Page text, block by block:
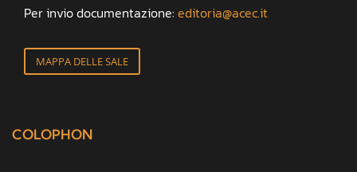
Per invio documentazione: editoria@acec.it
MAPPA DELLE SALE
COLOPHON